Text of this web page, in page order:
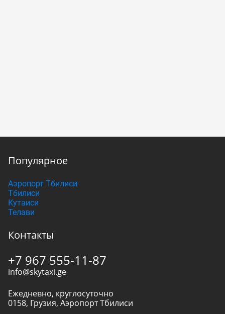
Популярное
Аэропорт Тбилиси
Тбилиси
Кутаиси
Телави
Контакты
+7 967 555-11-87
info@skytaxi.ge
Ежедневно, круглосуточно
0158, Грузия, Аэропорт Тбилиси